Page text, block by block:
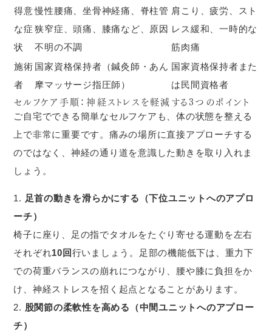
得意
な症
状
慢性腰痛、坐骨神経痛、脊柱管
狭窄症、頭痛、膝痛など、原因
不明の不調
肩こり、疲労、スト
レス緩和、一時的な
筋肉痛
施術
者
国家資格保持者（鍼灸師・あん
摩マッサージ指圧師）
国家資格保持者また
は民間資格者
セルフケア手順：神経ストレスを軽減する3つのポイント
ご自宅でできる簡単なセルフケアも、体の状態を整える
上で非常に重要です。痛みの場所に直接アプローチする
のではなく、神経の通り道を意識した動きを取り入れま
しょう。
足首の動きを滑らかにする（下位ユニットへのアプロ
ーチ）
椅子に座り、足の指でタオルをたぐり寄せる運動を左右
それぞれ10回行いましょう。足部の機能低下は、重力下
での荷重バランスの崩れにつながり、腰や膝に負担をか
け、神経ストレスを招く起点となることがあります。
股関節の柔軟性を高める（中間ユニットへのアプロー
チ）